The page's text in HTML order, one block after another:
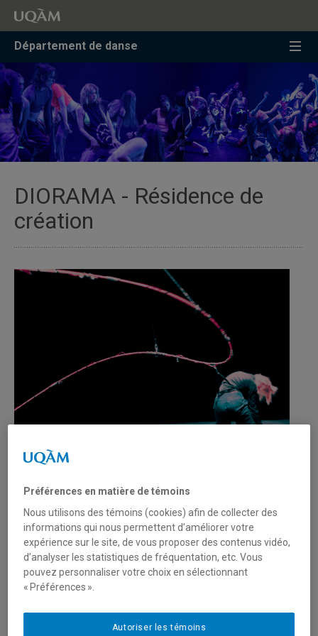
Accéder
recherche
Accéder
menu
pricipal
Accéder
zone
centrale
Département de danse
DIORAMA - Résidence de
création
DIORAMAest une installation interactive et performative
alliant danse et art numérique qui interroge notre façon
d'habiter le monde et les impacts de nos choix sur les
écosystèmes auxquels nous appartenons.
Face à notre relation souvent instrumentale avec
l'environnement, DIORAMA propose un écosystème
Préférences en matière de témoins
Nous utilisons des témoins (cookies) afin de collecter des
informations qui nous permettent d’améliorer votre
expérience sur le site, de vous proposer des contenus vidéo,
d’analyser les statistiques de fréquentation, etc. Vous
pouvez personnaliser votre choix en sélectionnant
« Préférences ».
Autoriser les témoins